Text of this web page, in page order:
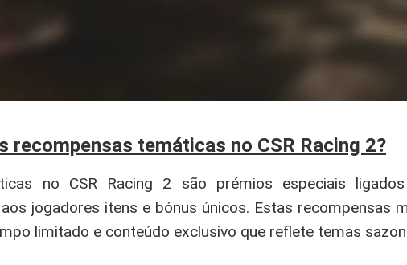
recompensas temáticas no CSR Racing 2?
no CSR Racing 2 são prémios especiais
jogadores itens e bónus únicos. Estas recompensas
limitado e conteúdo exclusivo que reflete temas